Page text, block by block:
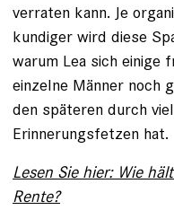
verraten kann. Je
kundiger wird diese
warum Lea sich einige
einzelne Männer noch
den späteren durch
Erinnerungsfetzen hat.
Lesen Sie hier: Wie
Rente?